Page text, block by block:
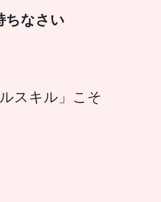
ちなさい
スキル」こそ